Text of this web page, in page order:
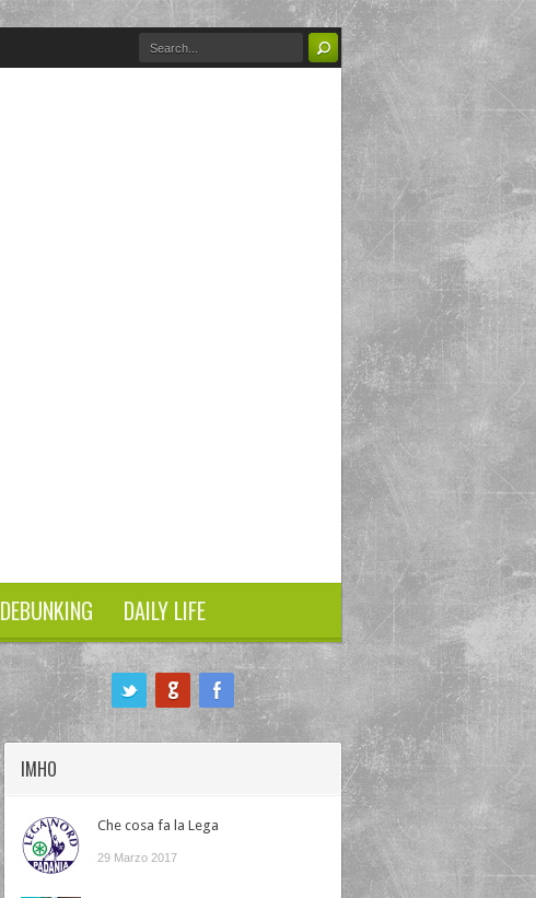
DEBUNKING DAILY LIFE
IMHO
Che cosa fa la Lega
29 Marzo 2017